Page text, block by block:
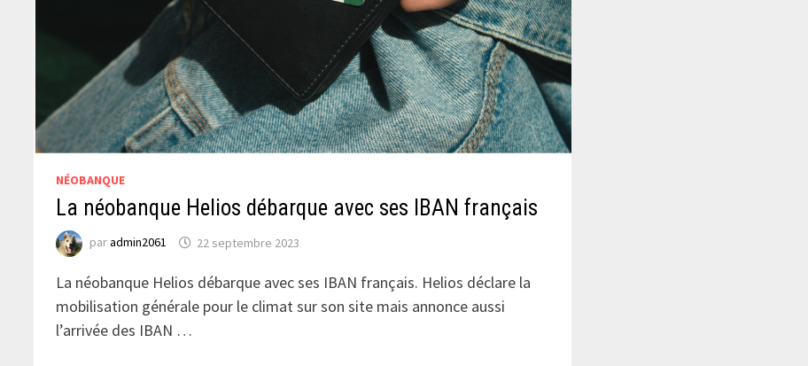
NÉOBANQUE
La néobanque Helios débarque avec ses IBAN français
paradmin2061 22 septembre 2023
La néobanque Helios débarque avec ses IBAN français. Helios déclare la
mobilisation générale pour le climat sur son site mais annonce aussi
l’arrivée des IBAN …